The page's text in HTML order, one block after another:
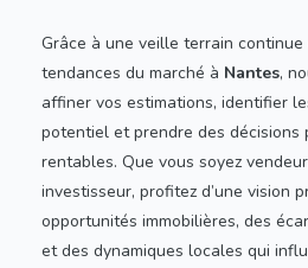
Grâce à une veille terrain continue
tendances du marché à Nantes,
affiner vos estimations, identifier
potentiel et prendre des décisions
rentables. Que vous soyez
investisseur, profitez d’une vision
opportunités immobilières, des
et des dynamiques locales qui